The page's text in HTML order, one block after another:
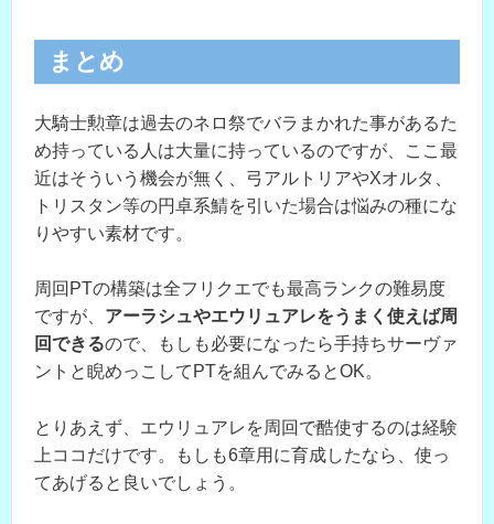
まとめ
大騎士勲章は過去のネロ祭でバラまかれた事があるた
め持っている人は大量に持っているのですが、ここ最
近はそういう機会が無く、弓アルトリアやXオルタ、
トリスタン等の円卓系鯖を引いた場合は悩みの種にな
りやすい素材です。
周回PTの構築は全フリクエでも最高ランクの難易度
ですが、 アーラシュやエウリュアレをうまく使えば周
回できるので、もしも必要になったら手持ちサーヴァ
ントと睨めっこしてPTを組んでみるとOK。
とりあえず、エウリュアレを周回で酷使するのは経験
上ココだけです。もしも6章用に育成したなら、使っ
てあげると良いでしょう。